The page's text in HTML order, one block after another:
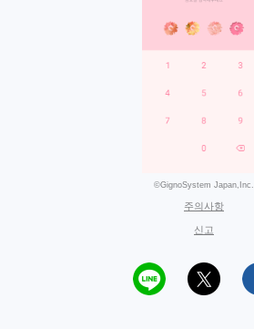
©GignoSystem Japan,Inc.
주의사항
신고